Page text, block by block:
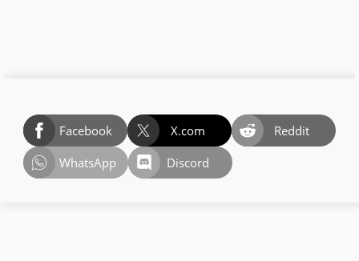
Facebook X.com
Reddit
WhatsApp
Discord